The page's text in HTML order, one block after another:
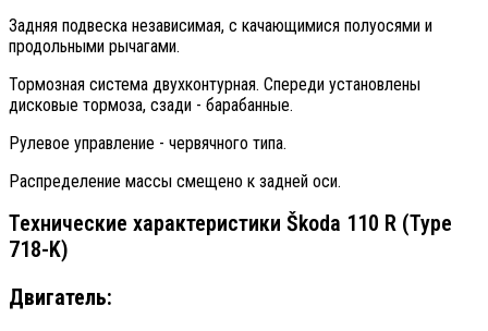
Задняя подвеска независимая, с качающимися полуосями и
продольными рычагами.
Тормозная система двухконтурная. Спереди установлены
дисковые тормоза, сзади - барабанные.
Рулевое управление - червячного типа.
Распределение массы смещено к задней оси.
Технические характеристики Škoda 110 R (Type
718-K)
Двигатель: